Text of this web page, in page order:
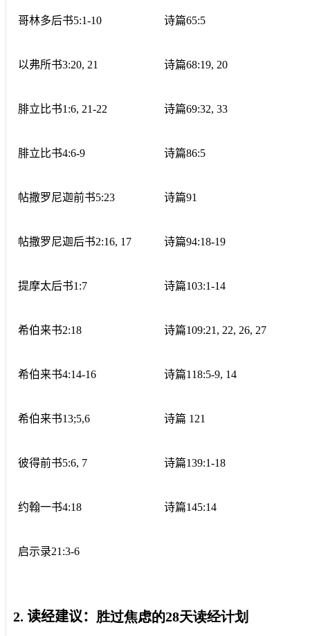
哥林多后书5:1-10
以弗所书3:20, 21
腓立比书1:6, 21-22
腓立比书4:6-9
帖撒罗尼迦前书5:23
帖撒罗尼迦后书2:16, 17
提摩太后书1:7
希伯来书2:18
希伯来书4:14-16
希伯来书13;5,6
彼得前书5:6, 7
约翰一书4:18
启示录21:3-6
诗篇65:5
诗篇68:19, 20
诗篇69:32, 33
诗篇86:5
诗篇91
诗篇94:18-19
诗篇103:1-14
诗篇109:21, 22, 26, 27
诗篇118:5-9, 14
诗篇 121
诗篇139:1-18
诗篇145:14
2. 读经建议： 胜过焦虑的28天读经计划